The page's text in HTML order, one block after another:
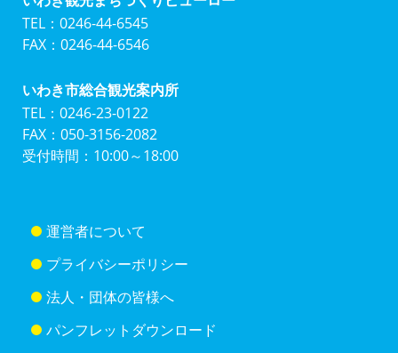
TEL：0246-44-6545
FAX：0246-44-6546
いわき市総合観光案内所
TEL：0246-23-0122
FAX：050-3156-2082
受付時間：10:00～18:00
運営者について
プライバシーポリシー
法人・団体の皆様へ
パンフレットダウンロード